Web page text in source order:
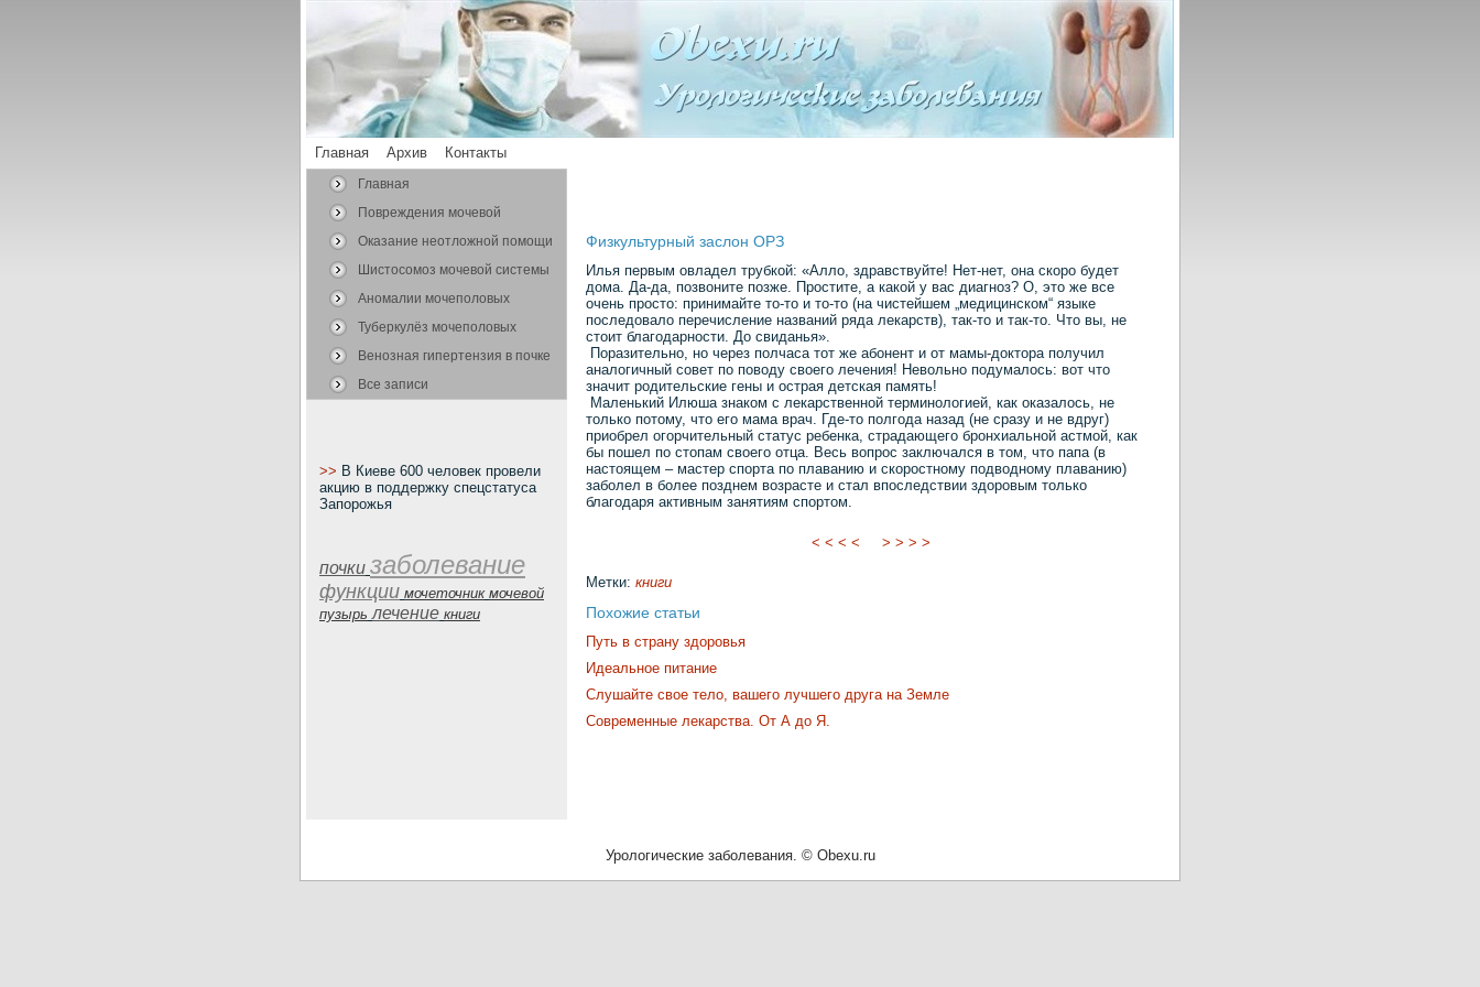
Главная Архив Контакты
Главная
Повреждения мочевой
системы
Оказание неотложной помощи
Шистосомоз мочевой системы
Аномалии мочеполовых
органов
Туберкулёз мочеполовых
органов
Венозная гипертензия в почке
Все записи
>> В Киеве 600 человек провели
акцию в поддержку спецстатуса
Запорожья
почки заболевание
функции мочеточник мочевой
пузырь лечение книги
Физкультурный заслон ОРЗ
Илья первым овладел трубкой: «Алло, здравствуйте! Нет-нет, она скоро будет
дома. Да-да, позвоните позже. Простите, а какой у вас диагноз? О, это же все
очень просто: принимайте то-то и то-то (на чистейшем „медицинском“ языке
последовало перечисление названий ряда лекарств), так-то и так-то. Что вы, не
стоит благодарности. До свиданья».
Поразительно, но через полчаса тот же абонент и от мамы-доктора получил
аналогичный совет по поводу своего лечения! Невольно подумалось: вот что
значит родительские гены и острая детская память!
Маленький Илюша знаком с лекарственной терминологией, как оказалось, не
только потому, что его мама врач. Где-то полгода назад (не сразу и не вдруг)
приобрел огорчительный статус ребенка, страдающего бронхиальной астмой, как
бы пошел по стопам своего отца. Весь вопрос заключался в том, что папа (в
настоящем – мастер спорта по плаванию и скоростному подводному плаванию)
заболел в более позднем возрасте и стал впоследствии здоровым только
благодаря активным занятиям спортом.
< < < < > > > >
Метки: книги
Похожие статьи
Путь в страну здоровья
Идеальное питание
Слушайте свое тело, вашего лучшего друга на Земле
Современные лекарства. От А до Я.
Урологические заболевания. © Obexu.ru